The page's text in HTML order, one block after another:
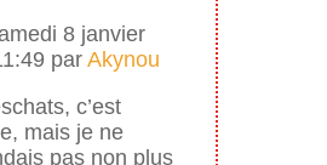
8 janvier
par Akynou
c’est
mais je ne
pas non plus